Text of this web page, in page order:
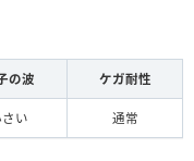
の波 ケガ耐性
い 通常